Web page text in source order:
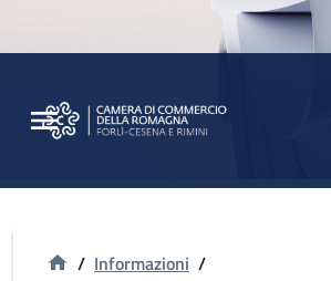
/ Informazioni /